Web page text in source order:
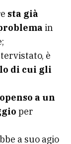
sta già
in
è
di cui gli
a un
per
a suo agio